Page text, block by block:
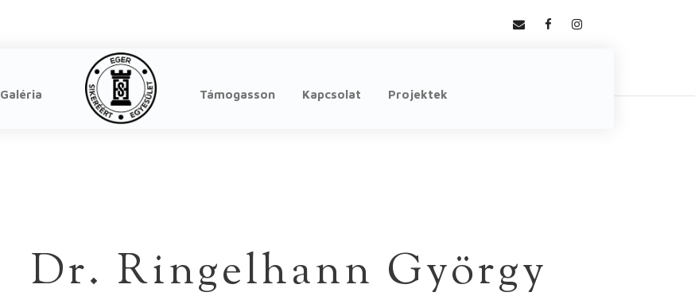
Galéria Támogasson Kapcsolat Projektek
Dr. Ringelhann György